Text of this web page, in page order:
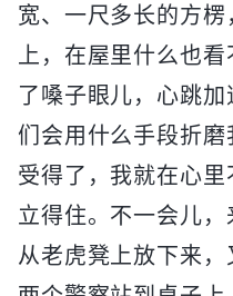
宽、一尺多长的方
上，在屋里什么也
了嗓子眼儿，心跳
们会用什么手段折
受得了，我就在心
立得住。不一会儿
从老虎凳上放下来，